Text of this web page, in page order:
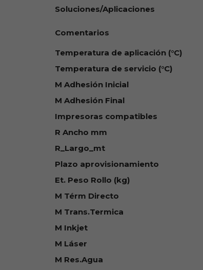
Soluciones/Aplicaciones
Comentarios
Temperatura de aplicación (°C)
Temperatura de servicio (°C)
M Adhesión Inicial
M Adhesión Final
Impresoras compatibles
R Ancho mm
R_Largo_mt
Plazo aprovisionamiento
Et. Peso Rollo (kg)
M Térm Directo
M Trans.Termica
M Inkjet
M Láser
M Res.Agua